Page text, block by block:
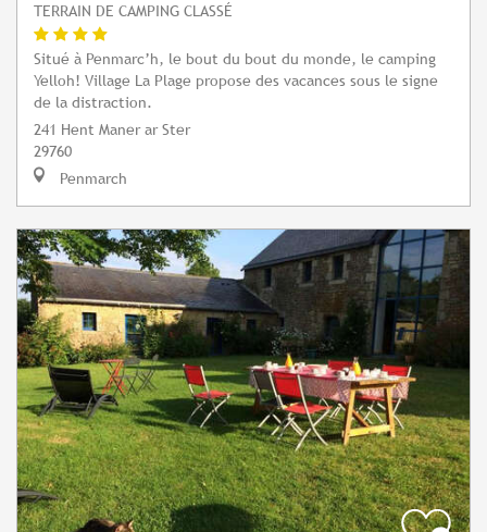
TERRAIN DE CAMPING CLASSÉ
Situé à Penmarc’h, le bout du bout du monde, le camping
Yelloh! Village La Plage propose des vacances sous le signe
de la distraction.
241 Hent Maner ar Ster
29760
Penmarch